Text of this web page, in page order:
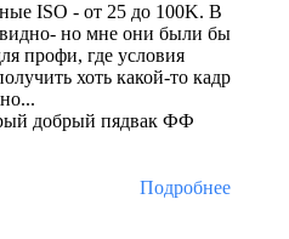
ISO - от 25 до 100K. В
но мне они были бы
профи, где условия
хоть какой-то кадр
добрый пядвак ФФ
Подробнее